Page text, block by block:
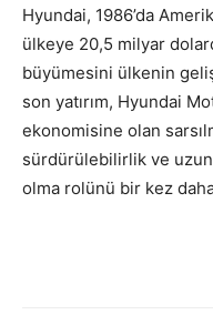
Hyundai, 1986’da
ülkeye 20,5 milyar
büyümesini ülkenin
son yatırım, Hyundai
ekonomisine olan
sürdürülebilirlik ve
olma rolünü bir kez